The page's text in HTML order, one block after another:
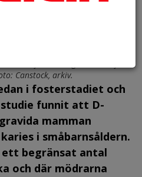
Canstock, arkiv.
i fosterstadiet och
funnit att D-
mamman
i småbarnsåldern.
begränsat antal
och där mödrarna